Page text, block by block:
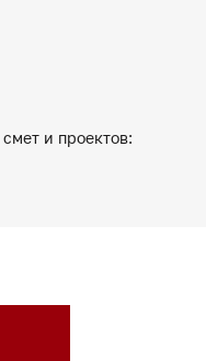
и проектов: